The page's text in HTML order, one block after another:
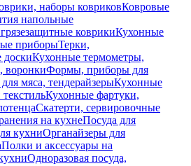
наборы ковриковКовровые
напольные
коврикиКухонные
приборыТерки,
доскиКухонные термометры,
воронкиФормы, приборы для
мяса, тендерайзерыКухонные
Кухонные фартуки,
Скатерти, сервировочные
на кухнеПосуда для
кухниОрганайзеры для
Полки и аксессуары на
Одноразовая посуда,